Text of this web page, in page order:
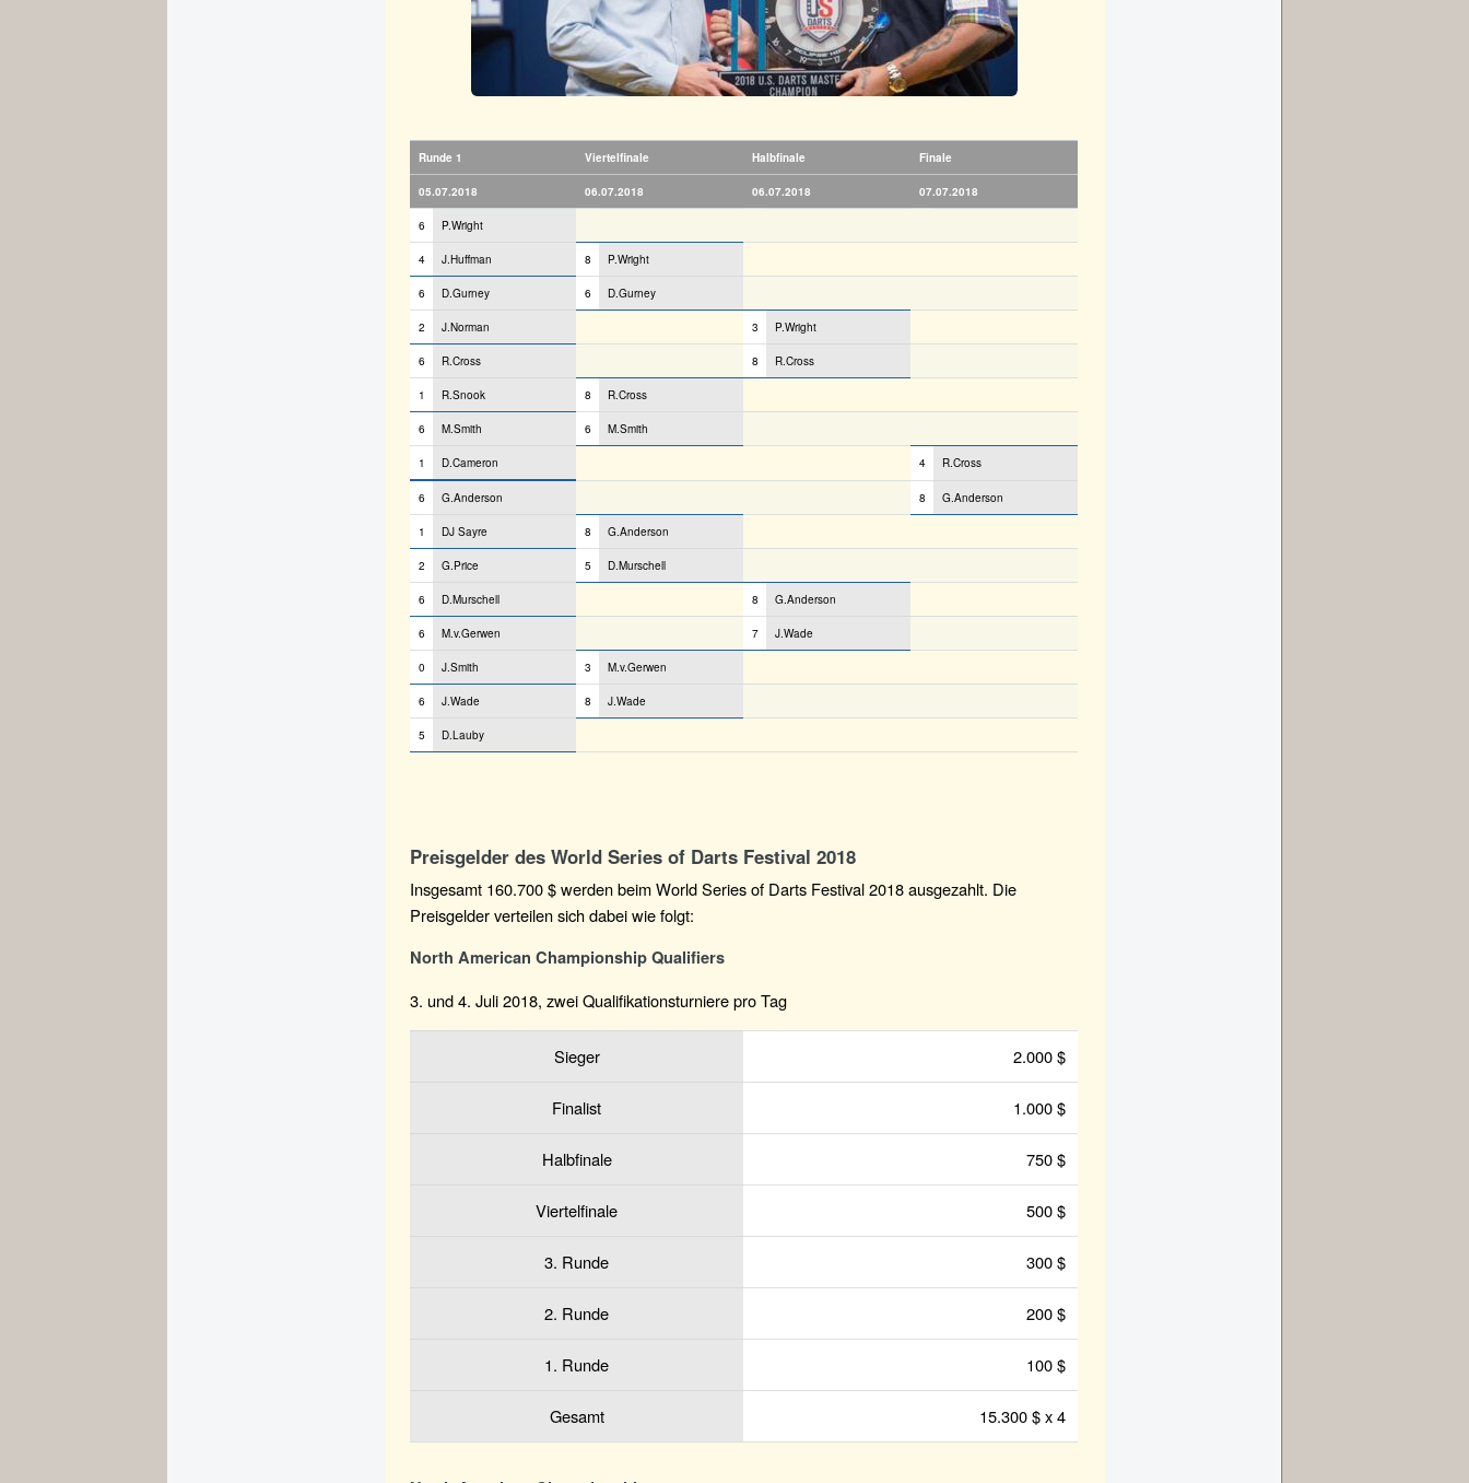
Runde 1 Viertelfinale Halbfinale Finale
05.07.2018 06.07.2018 06.07.2018 07.07.2018
6 P.Wright
4 J.Huffman 8 P.Wright
6 D.Gurney 6 D.Gurney
2 J.Norman 3 P.Wright
6 R.Cross 8 R.Cross
1 R.Snook 8 R.Cross
6 M.Smith 6 M.Smith
1 D.Cameron 4 R.Cross
6 G.Anderson 8 G.Anderson
1 DJ Sayre 8 G.Anderson
2 G.Price 5 D.Murschell
6 D.Murschell 8 G.Anderson
6 M.v.Gerwen 7 J.Wade
0 J.Smith 3 M.v.Gerwen
6 J.Wade 8 J.Wade
5 D.Lauby
Preisgelder des World Series of Darts Festival 2018
Insgesamt 160.700 $ werden beim World Series of Darts Festival 2018 ausgezahlt. Die
Preisgelder verteilen sich dabei wie folgt:
North American Championship Qualifiers
3. und 4. Juli 2018, zwei Qualifikationsturniere pro Tag
Sieger 2.000 $
Finalist 1.000 $
Halbfinale 750 $
Viertelfinale 500 $
3. Runde 300 $
2. Runde 200 $
1. Runde 100 $
Gesamt 15.300 $ x 4